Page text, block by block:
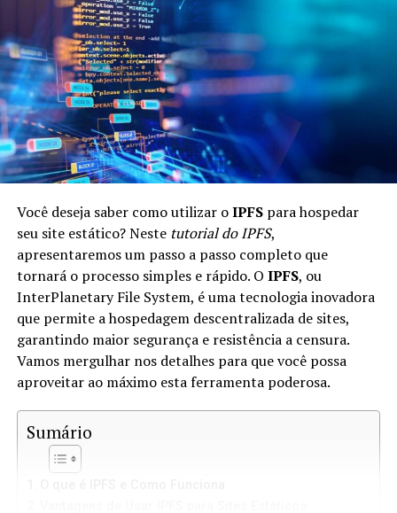
Você deseja saber como utilizar oIPFSpara hospedar
seu site estático? Neste tutorial do IPFS,
apresentaremos um passo a passo completo que
tornará o processo simples e rápido. O IPFS, ou
InterPlanetary File System, é uma tecnologia inovadora
que permite a hospedagem descentralizada de sites,
garantindo maior segurança e resistência a censura.
Vamos mergulhar nos detalhes para que você possa
aproveitar ao máximo esta ferramenta poderosa.
Sumário